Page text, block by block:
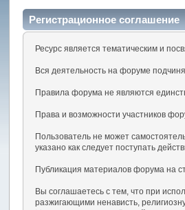
Регистрационное соглашение
Ресурс является тематическим и
Вся деятельность на форуме
Правила форума не являются
Права и возможности участников
Пользователь не может
указано как следует поступать
Публикация материалов форума на
Вы соглашаетесь с тем, что при
разжигающими ненависть,